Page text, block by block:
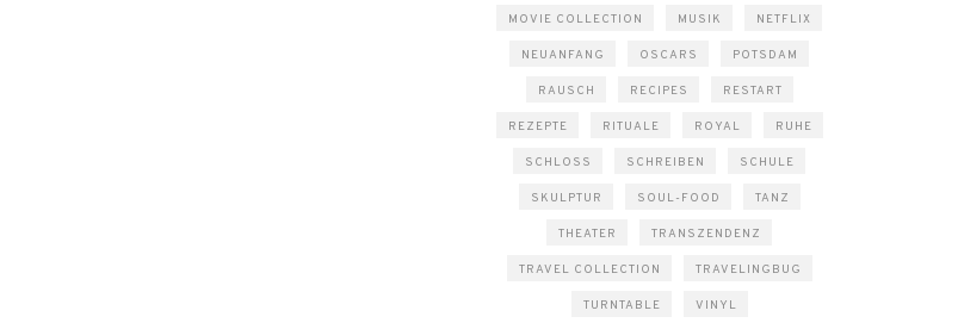
MOVIE COLLECTION MUSIK NETFLIX
NEUANFANG OSCARS POTSDAM
RAUSCH RECIPES RESTART
REZEPTE RITUALE ROYAL RUHE
SCHLOSS SCHREIBEN SCHULE
SKULPTUR SOUL-FOOD TANZ
THEATER TRANSZENDENZ
TRAVEL COLLECTION TRAVELINGBUG
TURNTABLE VINYL